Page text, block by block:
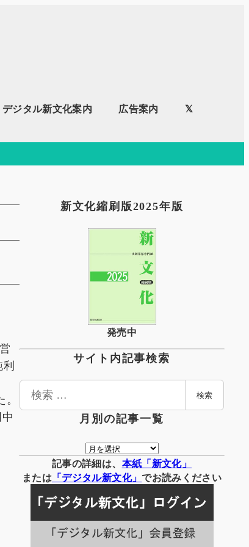
デジタル新文化案内 広告案内 𝕏
新文化縮刷版2025年版
発売中
サイト内記事検索
検
検索
月別の記事一覧
月
別
の
事
一
覧
記事の詳細は、 本紙「新文化」
または 「デジタル新文化」でお読みください